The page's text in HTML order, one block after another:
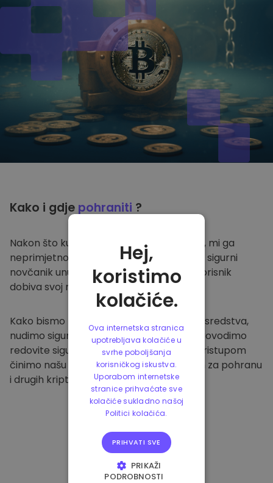
Kako i gdje pohraniti ?
Nakon što kupite na Kriptomat platformi , mi ga
neprimjetno prenosimo u vaš namjenski i sigurni
novčanik unutar naše platforme. Svaki korisnik
dobiva svoj novčanik.
Kako bismo zaštitili naše klijente i njihova sredstva,
nudimo sigurnu izvanmrežnu pohranu i provodimo
redovite sigurnosne provjere. Ovakvim pristupom
činimo našu platformu sigurnim mjestom za pohranu
i drugih kriptovaluta.
Hej,
koristimo
kolačiće.
Ova internetska stranica
upotrebljava kolačiće u
svrhe poboljšanja
korisničkog iskustva.
Uporabom internetske
stranice prihvaćate sve
kolačiće sukladno našoj
Politici kolačića.
PRIHVATI SVE
PRIKAŽI
PODROBNOSTI